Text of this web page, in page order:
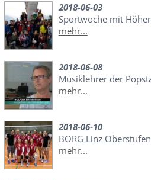
2018-06-03
Sportwoche mit
mehr...
2018-06-08
Musiklehrer der
mehr...
2018-06-10
BORG Linz
mehr...